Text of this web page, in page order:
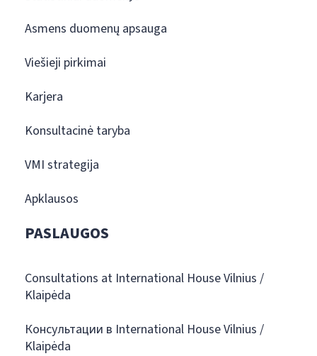
Asmens duomenų apsauga
Viešieji pirkimai
Karjera
Konsultacinė taryba
VMI strategija
Apklausos
PASLAUGOS
Consultations at International House Vilnius /
Klaipėda
Консультации в International House Vilnius /
Klaipėda